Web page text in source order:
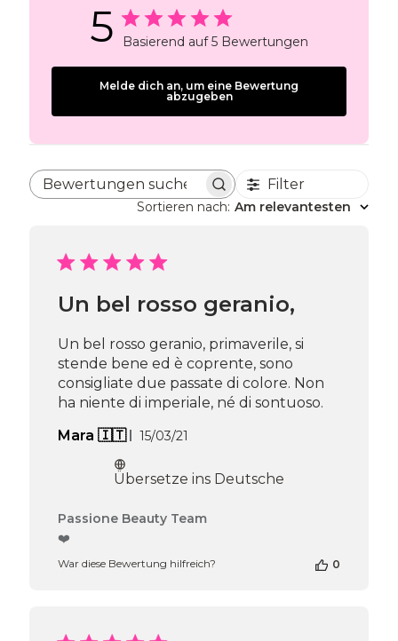
5 Basierend auf 5 Bewertungen
Melde dich an, um eine Bewertung
abzugeben
Bewertungen suchen
Filter
Sortieren nach: Am relevantesten
Un bel rosso geranio,
Un bel rosso geranio, primaverile, si
stende bene ed è coprente, sono
consigliate due passate di colore. Non
ha niente di imperiale, né di sontuoso.
Mara 🇮🇹
Veröffentlichungsdatum
15/03/21
Übersetze ins Deutsche
Kommentare
Inhabers
Passione Beauty Team
❤️
War diese Bewertung hilfreich? 0